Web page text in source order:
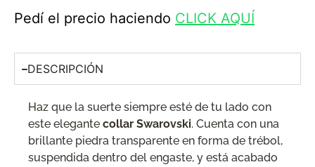
Pedí el precio haciendo CLICK AQUÍ
DESCRIPCIÓN
Haz que la suerte siempre esté de tu lado con
este elegante collar Swarovski. Cuenta con una
brillante piedra transparente en forma de trébol,
suspendida dentro del engaste, y está acabado